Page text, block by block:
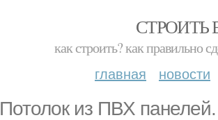
СТРОИТЬ
как строить? как правильно
главная новости
Потолок из ПВХ